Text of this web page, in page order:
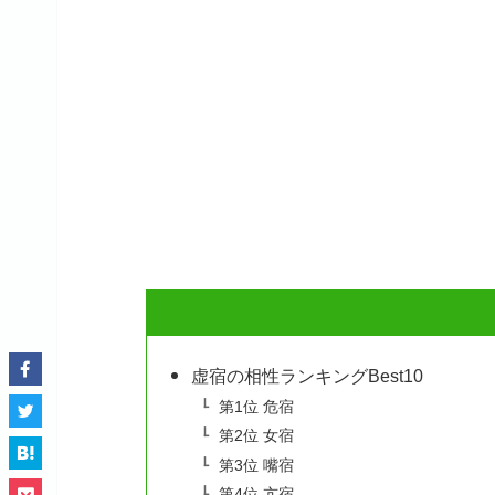
虚宿の相性ランキングBest10
第1位 危宿
第2位 女宿
第3位 嘴宿